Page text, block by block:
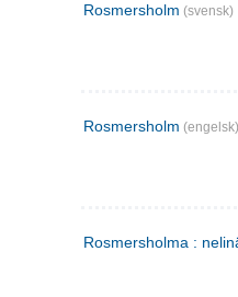
Rosmersholm (svensk)
Rosmersholm (engelsk)
Rosmersholma :